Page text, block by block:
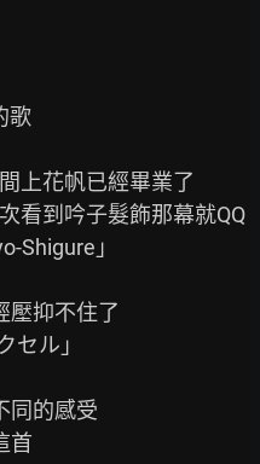
歌
上花帆已經畢業了
看到吟子髮飾那幕就QQ
Shigure」
壓抑不住了
セル」
同的感受
首